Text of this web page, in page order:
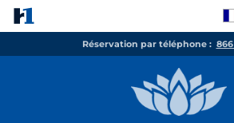
Réservation par téléphone :